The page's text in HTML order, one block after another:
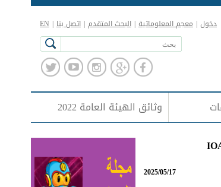
دخول | معجم المعلوماتية | البحث المتقدم | اتصل بنا |
EN
وثائق الهيئة العامة 2022
2025/05/17